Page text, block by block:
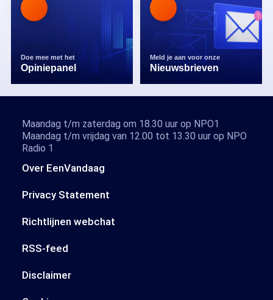
Doe mee met het
Opiniepanel
Meld je aan voor onze
Nieuwsbrieven
Over EenVandaag
Privacy Statement
Richtlijnen webchat
RSS-feed
Disclaimer
Maandag t/m zaterdag om 18.30 uur op NPO1
Maandag t/m vrijdag van 12.00 tot 13.30 uur op NPO
Radio 1